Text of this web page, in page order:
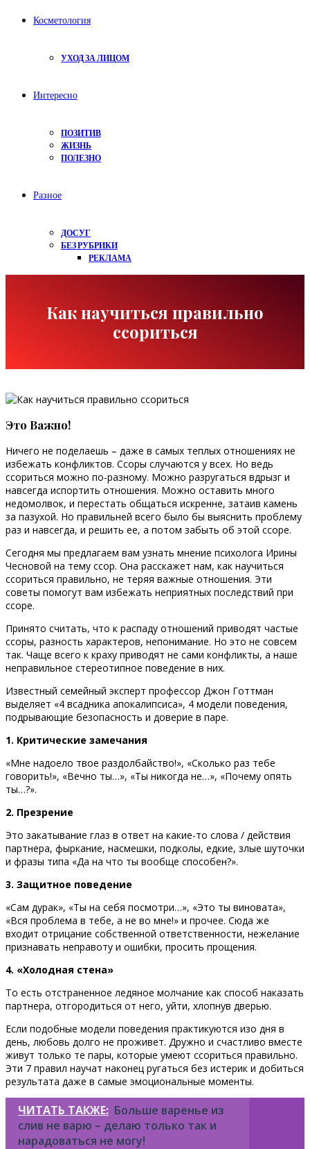
Косметология
УХОД ЗА ЛИЦОМ
Интересно
ПОЗИТИВ
ЖИЗНЬ
ПОЛЕЗНО
Разное
ДОСУГ
БЕЗ РУБРИКИ
РЕКЛАМА
Как научиться правильно
ссориться
Это Важно!
Ничего не поделаешь – даже в самых теплых отношениях не
избежать конфликтов. Ссоры случаются у всех. Но ведь
ссориться можно по-разному. Можно разругаться вдрызг и
навсегда испортить отношения. Можно оставить много
недомолвок, и перестать общаться искренне, затаив камень
за пазухой. Но правильней всего было бы выяснить проблему
раз и навсегда, и решить ее, а потом забыть об этой ссоре.
Сегодня мы предлагаем вам узнать мнение психолога Ирины
Чесновой на тему ссор. Она расскажет нам, как научиться
ссориться правильно, не теряя важные отношения. Эти
советы помогут вам избежать неприятных последствий при
ссоре.
Принято считать, что к распаду отношений приводят частые
ссоры, разность характеров, непонимание. Но это не совсем
так. Чаще всего к краху приводят не сами конфликты, а наше
неправильное стереотипное поведение в них.
Известный семейный эксперт профессор Джон Готтман
выделяет «4 всадника апокалипсиса», 4 модели поведения,
подрывающие безопасность и доверие в паре.
1. Критические замечания
«Мне надоело твое раздолбайство!», «Сколько раз тебе
говорить!», «Вечно ты…», «Ты никогда не…», «Почему опять
ты…?».
2. Презрение
Это закатывание глаз в ответ на какие-то слова / действия
партнера, фыркание, насмешки, подколы, едкие, злые шуточки
и фразы типа «Да на что ты вообще способен?».
3. Защитное поведение
«Сам дурак», «Ты на себя посмотри…», «Это ты виновата»,
«Вся проблема в тебе, а не во мне!» и прочее. Сюда же
входит отрицание собственной ответственности, нежелание
признавать неправоту и ошибки, просить прощения.
4. «Холодная стена»
То есть отстраненное ледяное молчание как способ наказать
партнера, отгородиться от него, уйти, хлопнув дверью.
Если подобные модели поведения практикуются изо дня в
день, любовь долго не проживет. Дружно и счастливо вместе
живут только те пары, которые умеют ссориться правильно.
Эти 7 правил научат наконец ругаться без истерик и добиться
результата даже в самые эмоциональные моменты.
ЧИТАТЬ ТАКЖЕ: Больше варенье из
слив не варю – делаю только так и
нарадоваться не могу!